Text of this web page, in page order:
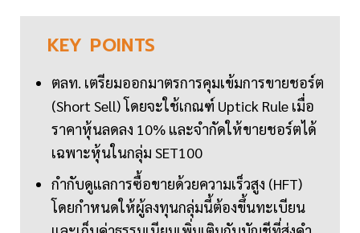
KEY POINTS
ตลท. เตรียมออกมาตรการคุมเข้มการขายชอร์ต
(Short Sell) โดยจะใช้เกณฑ์ Uptick Rule เมื่อ
ราคาหุ้นลดลง 10% และจำกัดให้ขายชอร์ตได้
เฉพาะหุ้นในกลุ่ม SET100
กำกับดูแลการซื้อขายด้วยความเร็วสูง (HFT)
โดยกำหนดให้ผู้ลงทุนกลุ่มนี้ต้องขึ้นทะเบียน